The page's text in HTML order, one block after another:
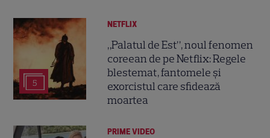
5
NETFLIX
„Palatul de Est”, noul fenomen
coreean de pe Netflix: Regele
blestemat, fantomele și
exorcistul care sfidează
moartea
PRIME VIDEO